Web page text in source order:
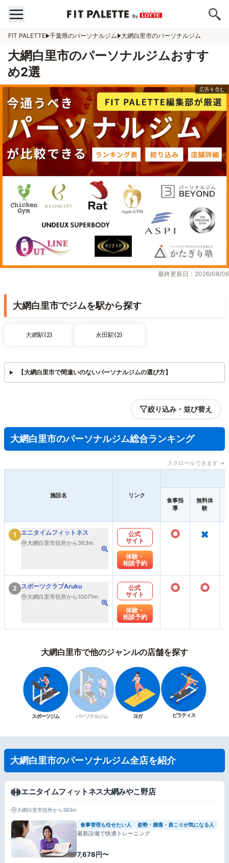
FIT PALETTE 千葉県のパーソナルジム 大網白里市のパーソナルジム
大網白里市のパーソナルジムおすす
め2選
最終更新日：2026/08/06
大網白里市でジムを駅から探す
大網駅(2) 永田駅(2)
【大網白里市で間違いのないパーソナルジムの選び方】
絞り込み・並び替え
大網白里市のパーソナルジム総合ランキング
スクロールできます →
施設名 リンク
食事指
導
無料体
験
1 エニタイムフィットネス
大網白里市役所から363m
公式
サイト
体験・
相談予約
○ ×
2 スポーツクラブAruku
大網白里市役所から10071m
公式
サイト
体験・
相談予約
○ ○
大網白里市で他のジャンルの店舗を探す
スポーツジム パーソナルジム ヨガ ピラティス
大網白里市のパーソナルジム全店を紹介
エニタイムフィットネス大網みやこ野店
大網白里市役所から363m
食事管理も任せたい人 姿勢・腰痛・肩こりが気になる人
最新設備で快適トレーニング
7,678円〜